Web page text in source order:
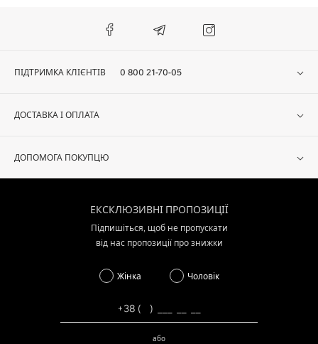
ПІДТРИМКА КЛІЄНТІВ 0 800 21-70-05
ДОСТАВКА І ОПЛАТА
ДОПОМОГА ПОКУПЦЮ
ЕКСКЛЮЗИВНІ ПРОПОЗИЦІЇ
Підпишіться, щоб не пропускати
від нас пропозиції про знижки
Жінка Чоловік
або